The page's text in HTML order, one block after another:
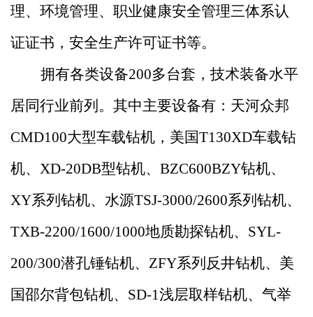
理、环境管理、职业健康安全管理三体系认
证证书，安全生产许可证书等。
拥有各类设备200多台套，技术装备水平
居同行业前列。其中主要设备有：天河众邦
CMD100大型车载钻机，美国T130XD车载钻
机、XD-20DB型钻机、BZC600BZY钻机、
XY系列钻机、水源TSJ-3000/2600系列钻机、
TXB-2200/1600/1000地质勘探钻机、SYL-
200/300潜孔锤钻机、ZFY系列反井钻机、美
国邵尔背包钻机、SD-1浅层取样钻机、气举